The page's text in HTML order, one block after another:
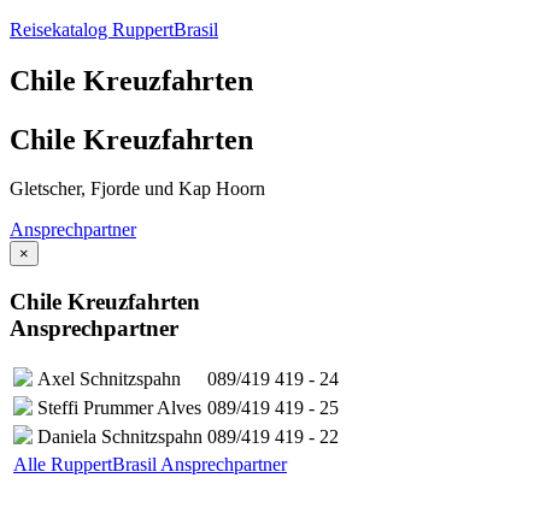
Reisekatalog RuppertBrasil
Chile Kreuzfahrten
Chile Kreuzfahrten
Gletscher, Fjorde und Kap Hoorn
Ansprechpartner
×
Chile Kreuzfahrten
Ansprechpartner
Axel Schnitzspahn
089/419 419 - 24
Steffi Prummer Alves 089/419 419 - 25
Daniela Schnitzspahn 089/419 419 - 22
Alle RuppertBrasil Ansprechpartner